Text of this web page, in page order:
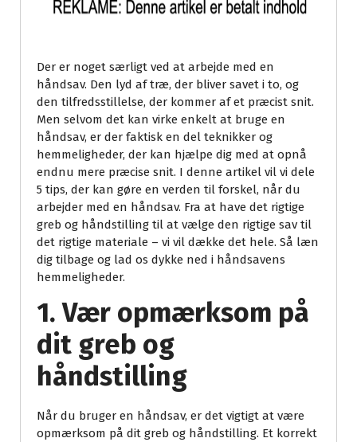
Der er noget særligt ved at arbejde med en
håndsav. Den lyd af træ, der bliver savet i to, og
den tilfredsstillelse, der kommer af et præcist snit.
Men selvom det kan virke enkelt at bruge en
håndsav, er der faktisk en del teknikker og
hemmeligheder, der kan hjælpe dig med at opnå
endnu mere præcise snit. I denne artikel vil vi dele
5 tips, der kan gøre en verden til forskel, når du
arbejder med en håndsav. Fra at have det rigtige
greb og håndstilling til at vælge den rigtige sav til
det rigtige materiale – vi vil dække det hele. Så læn
dig tilbage og lad os dykke ned i håndsavens
hemmeligheder.
1. Vær opmærksom på
dit greb og
håndstilling
Når du bruger en håndsav, er det vigtigt at være
opmærksom på dit greb og håndstilling. Et korrekt